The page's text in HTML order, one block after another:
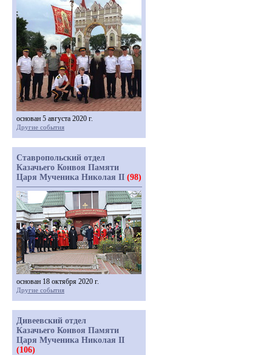
основан 5 августа 2020 г.
Другие события
Ставропольский отдел
Казачьего Конвоя Памяти
Царя Мученика Николая II (98)
основан 18 октября 2020 г.
Другие события
Дивеевский отдел
Казачьего Конвоя Памяти
Царя Мученика Николая II
(106)